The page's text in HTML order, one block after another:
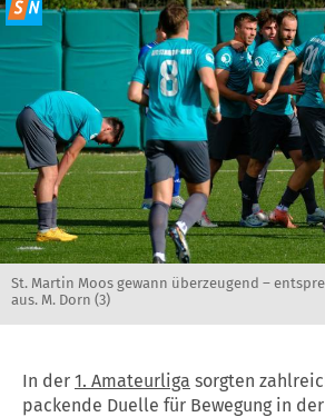
St. Martin Moos gewann überzeugend –
aus. M. Dorn (3)
In der 1. Amateurliga sorgten
packende Duelle für Bewegung in